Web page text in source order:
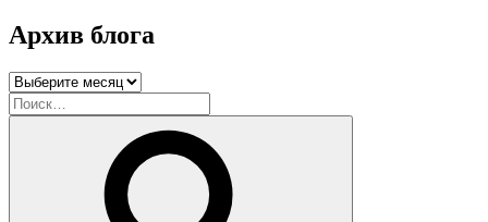
Архив блога
Архив
блога
Искать: